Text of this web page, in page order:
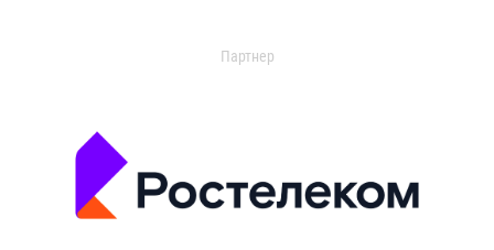
Партнер